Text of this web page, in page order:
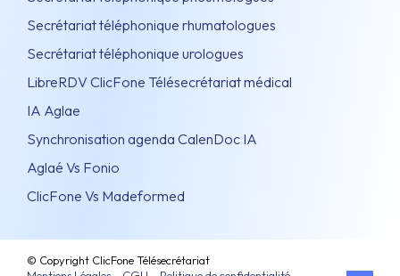
Secrétariat téléphonique rhumatologues
Secrétariat téléphonique urologues
LibreRDV ClicFone Télésecrétariat médical
IA Aglae
Synchronisation agenda CalenDoc IA
Aglaé Vs Fonio
ClicFone Vs Madeformed
© Copyright ClicFone Télésecrétariat